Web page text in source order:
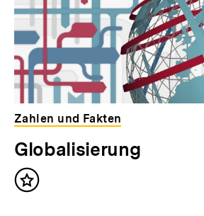
Zahlen und Fakten
Globalisierung
Inhalt